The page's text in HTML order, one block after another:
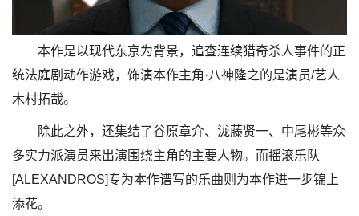
本作是以现代东京为背景，追查连续猎奇杀人事件的正
统法庭剧动作游戏，饰演本作主角·八神隆之的是演员/艺人
木村拓哉。
除此之外，还集结了谷原章介、泷藤贤一、中尾彬等众
多实力派演员来出演围绕主角的主要人物。而摇滚乐队
[ALEXANDROS]专为本作谱写的乐曲则为本作进一步锦上
添花。